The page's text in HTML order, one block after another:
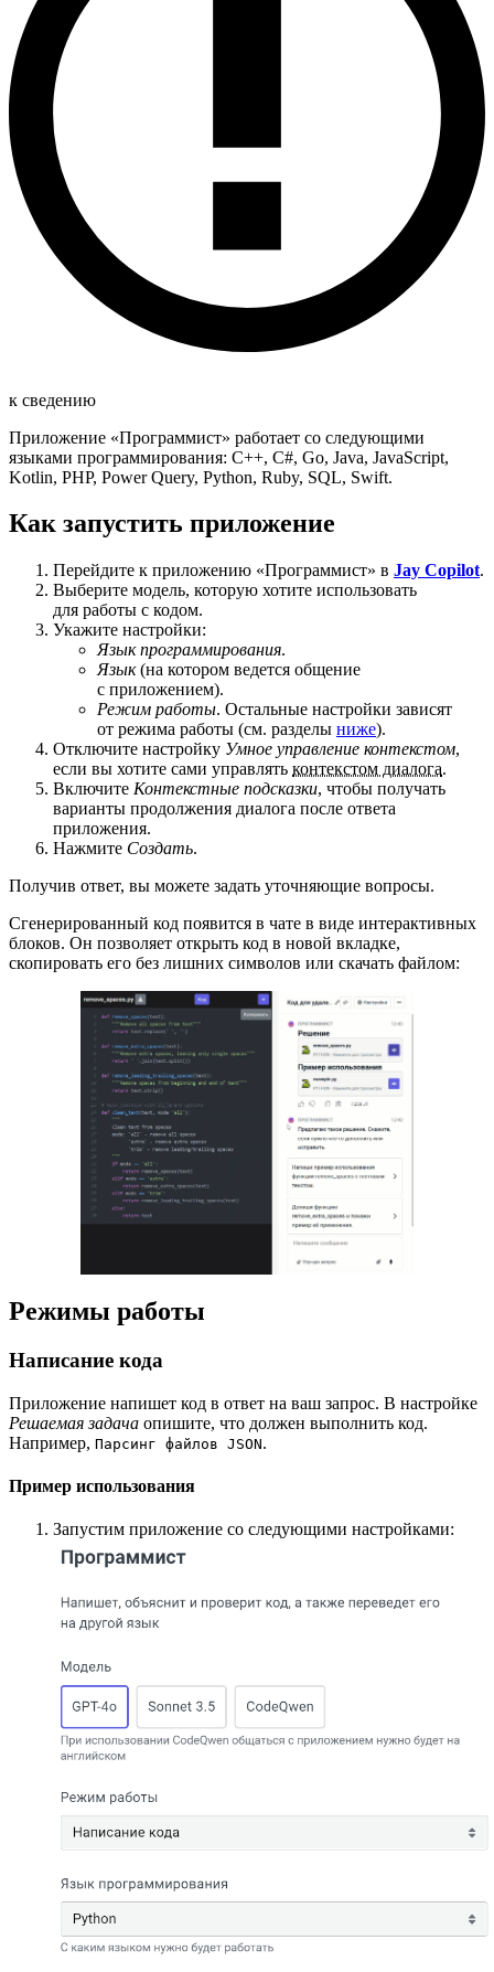
к сведению
Приложение «Программист» работает со следующими
языками программирования: C++, C#, Go, Java, JavaScript,
Kotlin, PHP, Power Query, Python, Ruby, SQL, Swift.
Как запустить приложение
Перейдите к приложению «Программист» в Jay Copilot.
Выберите модель, которую хотите использовать
для работы с кодом.
Укажите настройки:
Язык программирования.
Язык(на котором ведется общение
с приложением).
Режим работы. Остальные настройки зависят
от режима работы (см. разделы ниже).
Отключите настройку Умное управление контекстом,
если вы хотите сами управлять контекстом диалога.
Включите Контекстные подсказки, чтобы получать
варианты продолжения диалога после ответа
приложения.
Нажмите Создать.
Получив ответ, вы можете задать уточняющие вопросы.
Сгенерированный код появится в чате в виде интерактивных
блоков. Он позволяет открыть код в новой вкладке,
скопировать его без лишних символов или скачать файлом:
Режимы работы
Написание кода
Приложение напишет код в ответ на ваш запрос. В настройке
Решаемая задача опишите, что должен выполнить код.
Например, Парсинг файлов JSON.
Пример использования
Запустим приложение со следующими настройками: